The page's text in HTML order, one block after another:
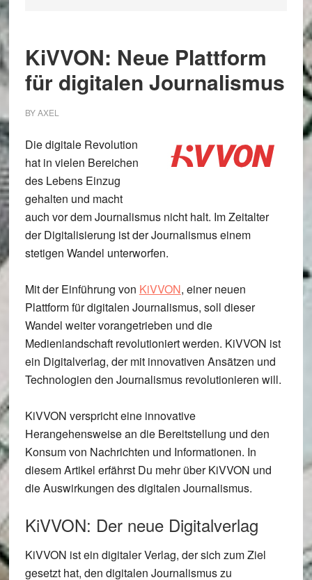
KiVVON: Neue Plattform
für digitalen Journalismus
BYAXEL
Die digitale Revolution
hat in vielen Bereichen
des Lebens Einzug
gehalten und macht
auch vor dem Journalismus nicht halt. Im Zeitalter
der Digitalisierung ist der Journalismus einem
stetigen Wandel unterworfen.
Mit der Einführung von KiVVON, einer neuen
Plattform für digitalen Journalismus, soll dieser
Wandel weiter vorangetrieben und die
Medienlandschaft revolutioniert werden. KiVVON ist
ein Digitalverlag, der mit innovativen Ansätzen und
Technologien den Journalismus revolutionieren will.
KiVVON verspricht eine innovative
Herangehensweise an die Bereitstellung und den
Konsum von Nachrichten und Informationen. In
diesem Artikel erfährst Du mehr über KiVVON und
die Auswirkungen des digitalen Journalismus.
KiVVON: Der neue Digitalverlag
KiVVON ist ein digitaler Verlag, der sich zum Ziel
gesetzt hat, den digitalen Journalismus zu